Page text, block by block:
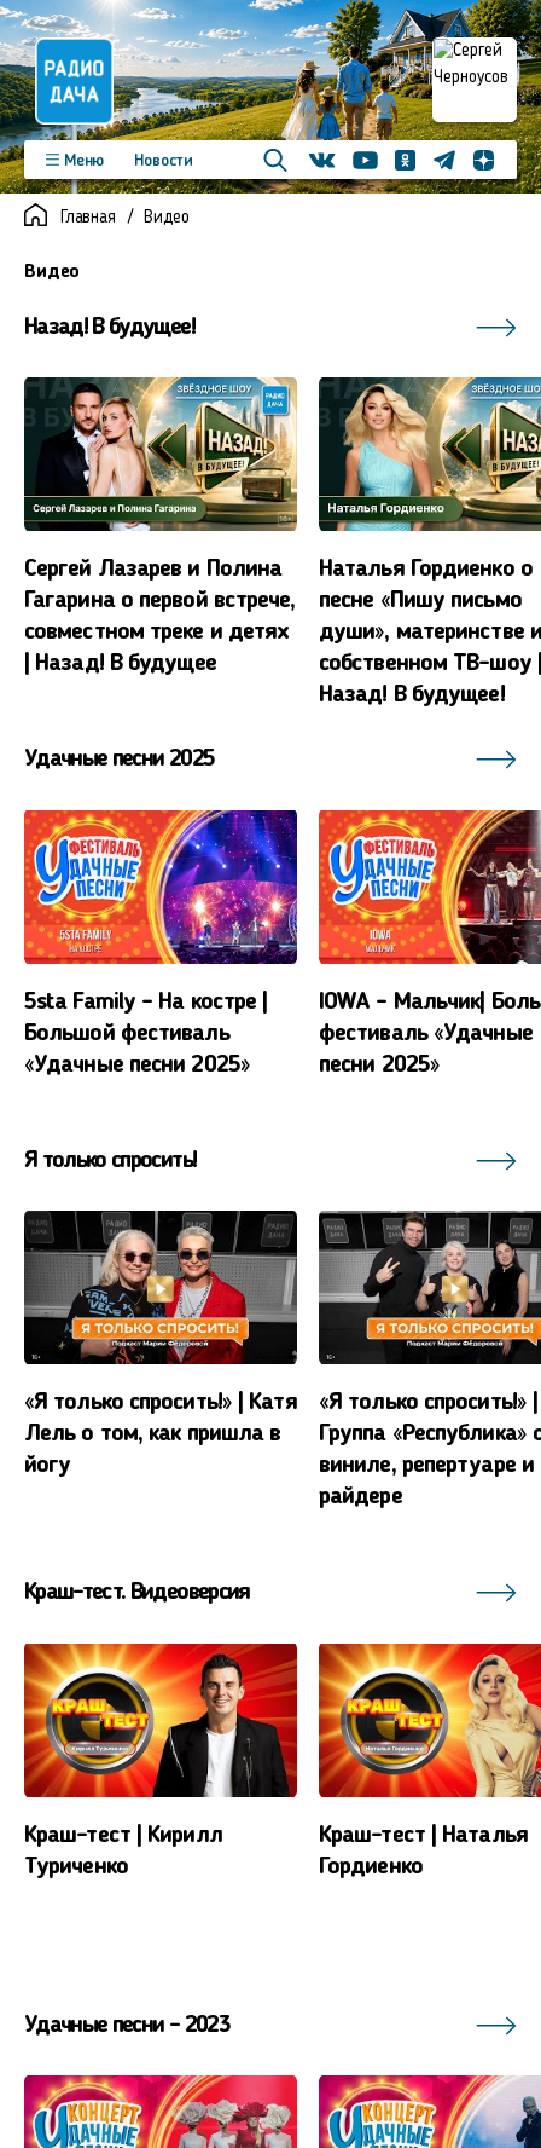
Меню
Новости
Программы
Подкасты
Новинки
Фото
Видео
ВконтактеYoutubeОдноклассники
ТелеграмЯндекс
Главная Видео
Видео
Назад! В будущее!
Сергей Лазарев и Полина
Гагарина о первой встрече,
совместном треке и детях
| Назад! В будущее
Наталья Гордиенко о
песне «Пишу письмо
души», материнстве и
собственном ТВ-шоу |
Назад! В будущее!
Удачные песни 2025
5sta Family – На костре |
Большой фестиваль
«Удачные песни 2025»
IOWA – Мальчик|
фестиваль «Удачные
песни 2025»
Я только спросить!
«Я только спросить!» | Катя
Лель о том, как пришла в
йогу
«Я только спросить!» |
Группа «Республика»
виниле, репертуаре и
райдере
Краш-тест. Видеоверсия
Краш-тест | Кирилл
Туриченко
Краш-тест | Наталья
Гордиенко
Удачные песни - 2023